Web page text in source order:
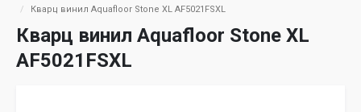
Кварц винил Aquafloor Stone XL AF5021FSXL
Кварц винил Aquafloor Stone XL
AF5021FSXL